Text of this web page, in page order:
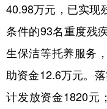
Русский язык
Deutsch
40.98万元，已实现
条件的93名重度残
生保洁等托养服务
助资金12.6万元。
计发放资金1820元